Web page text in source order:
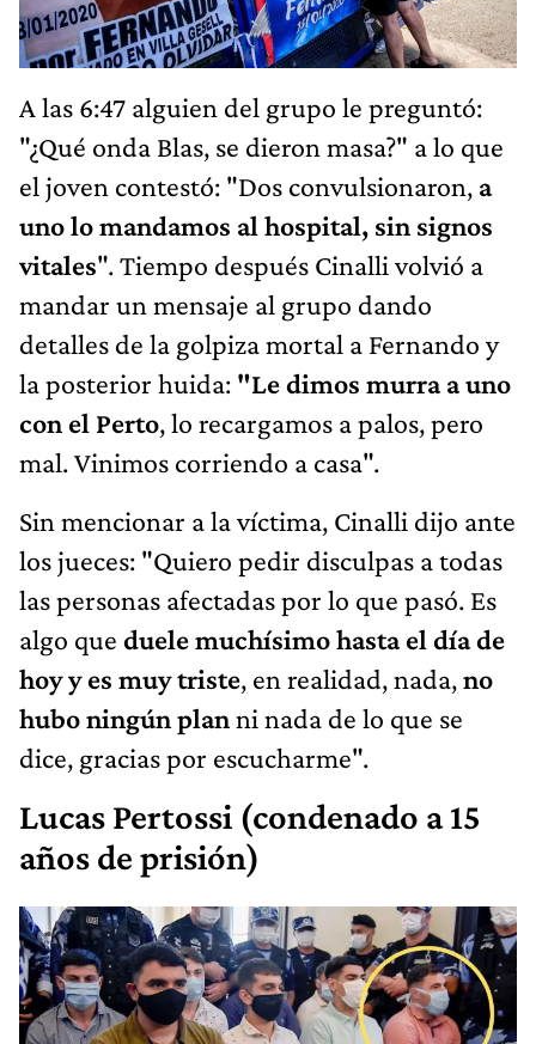
A las 6:47 alguien del grupo le preguntó:
"¿Qué onda Blas, se dieron masa?" a lo que
el joven contestó: "Dos convulsionaron, a
uno lomandamos al hospital, sin signos
vitales". Tiempo después Cinalli volvió a
mandar un mensaje al grupo dando
detalles de la golpiza mortal a Fernando y
la posterior huida: "Le dimos murra a uno
con el Perto, lo recargamos a palos, pero
mal. Vinimos corriendo a casa".
Sin mencionar a la víctima, Cinalli dijo ante
los jueces: "Quiero pedir disculpas a todas
las personas afectadas por lo que pasó. Es
algo que duele muchísimo hasta el día de
hoy y es muy triste, en realidad, nada,no
hubo ningún planni nada de lo que se
dice, gracias por escucharme".
Lucas Pertossi (condenado a 15
años de prisión)